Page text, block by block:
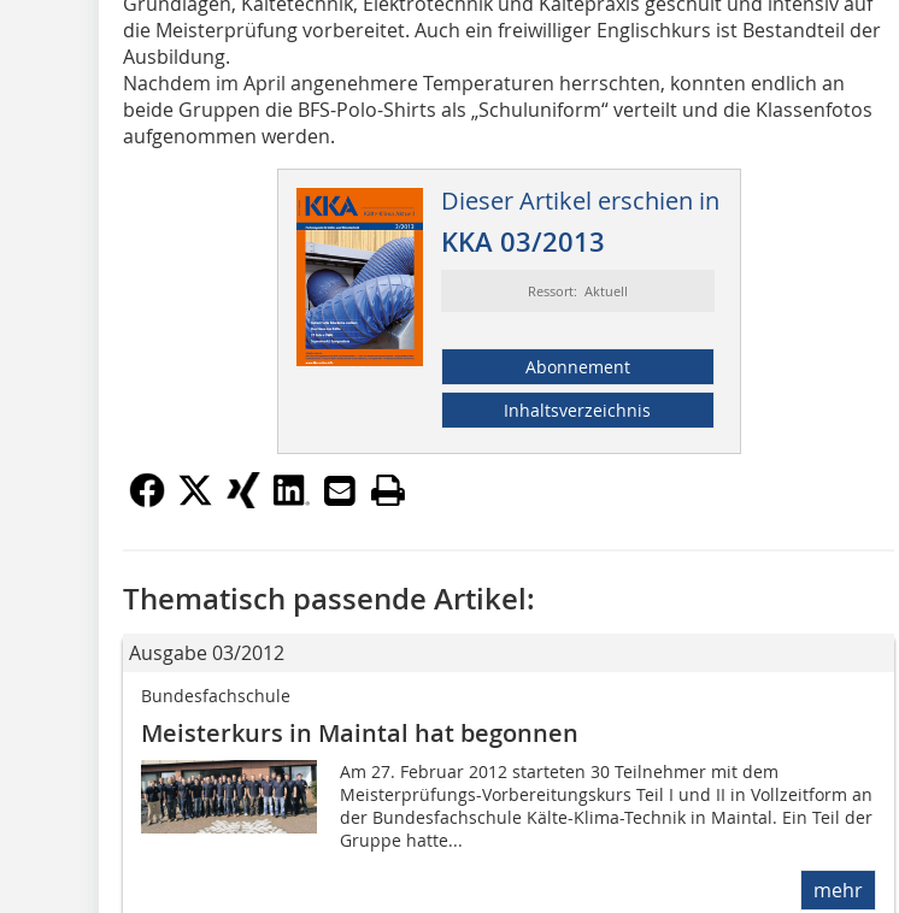
die Meisterprüfung vorbereitet. Auch ein freiwilliger Englischkurs ist Bestandteil der
Ausbildung.
Nachdem im April angenehmere Temperaturen herrschten, konnten endlich an
beide Gruppen die BFS-Polo-Shirts als „Schuluniform“ verteilt und die Klassenfotos
aufgenommen werden.
Dieser Artikel erschien in
KKA 03/2013
Ressort: Aktuell
Abonnement
Inhaltsverzeichnis
Thematisch passende Artikel:
Ausgabe 03/2012
Bundesfachschule
Meisterkurs in Maintal hat begonnen
Am 27. Februar 2012 starteten 30 Teilnehmer mit dem
Meisterprüfungs-Vorbereitungskurs Teil I und II in Vollzeitform an
der Bundesfachschule Kälte-Klima-Technik in Maintal. Ein Teil der
Gruppe hatte...
mehr